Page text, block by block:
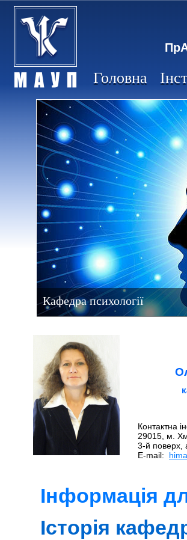
Головна
Кафедра психології
Контактна
29015, м.
3-й поверх,
E-mail:
Інформація
Історія